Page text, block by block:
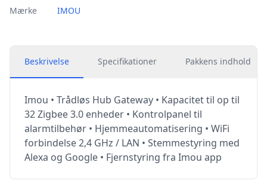
Mærke
IMOU
Beskrivelse Specifikationer Pakkens indhold
Imou • Trådløs Hub Gateway • Kapacitet til op til
32 Zigbee 3.0 enheder • Kontrolpanel til
alarmtilbehør • Hjemmeautomatisering • WiFi
forbindelse 2,4 GHz / LAN • Stemmestyring med
Alexa og Google • Fjernstyring fra Imou app